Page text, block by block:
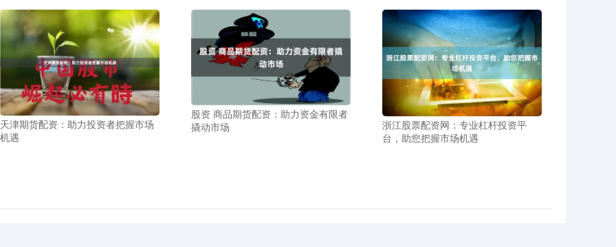
天津期货配资：助力投资者把握市场
机遇
股资 商品期货配资：助力资金有限者
撬动市场
浙江股票配资网：专业杠杆投资平
台，助您把握市场机遇